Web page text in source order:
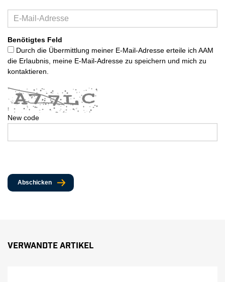
Benötigtes Feld
Durch die Übermittlung meiner E-Mail-Adresse erteile ich AAM
die Erlaubnis, meine E-Mail-Adresse zu speichern und mich zu
kontaktieren.
New code
Abschicken
Verwandte Artikel